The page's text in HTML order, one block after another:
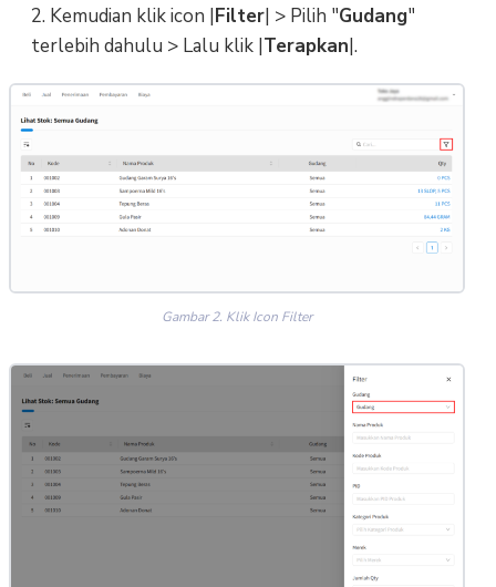
2. Kemudian klik icon |Filter| > Pilih "Gudang"
terlebih dahulu > Lalu klik |Terapkan|.
Gambar 2. Klik Icon Filter